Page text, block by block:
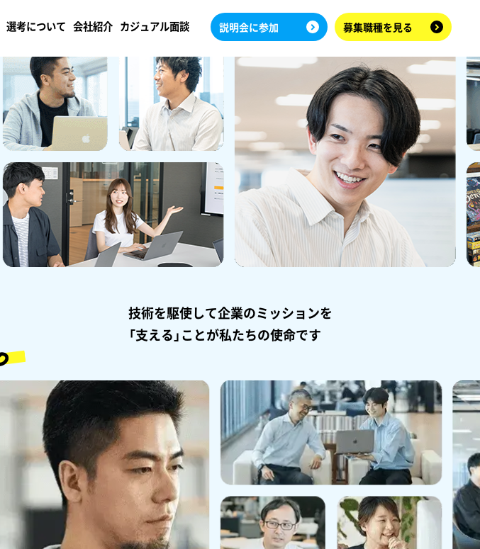
選考について 会社紹介 カジュアル面談 説明会に参加 募集職種を見る
技術を駆使して企業のミッションを
「支える」ことが私たちの使命です